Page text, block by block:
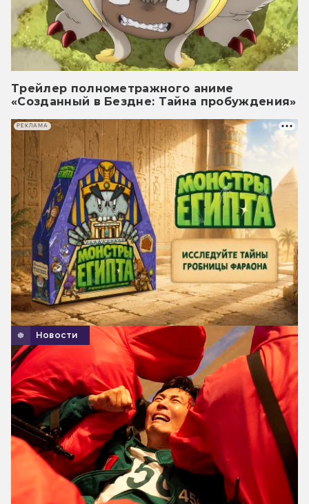
Трейлер полнометражного аниме
«Созданный в Бездне: Тайна пробуждения»
Новости
РЕКЛАМА